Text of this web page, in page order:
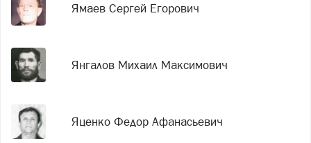
Ямаев Сергей Егорович
Янгалов Михаил Максимович
Яценко Федор Афанасьевич